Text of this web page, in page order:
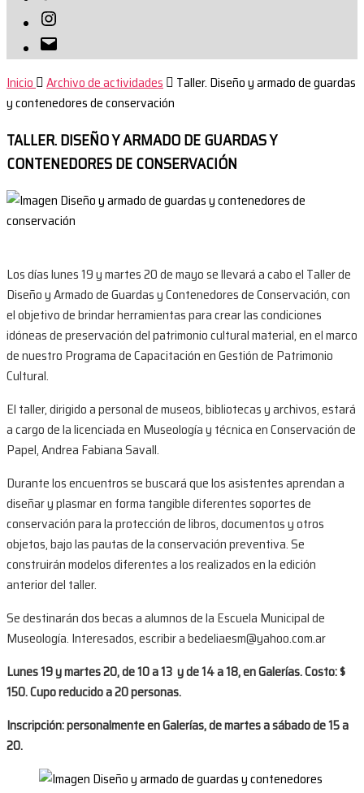
Instagram
Correo
electrónico
Inicio Archivo de actividades
Taller. Diseño y armado de guardas
y contenedores de conservación
TALLER. DISEÑO Y ARMADO DE GUARDAS Y
CONTENEDORES DE CONSERVACIÓN
Los días lunes 19 y martes 20 de mayo se llevará a cabo el Taller de
Diseño y Armado de Guardas y Contenedores de Conservación, con
el objetivo de brindar herramientas para crear las condiciones
idóneas de preservación del patrimonio cultural material, en el marco
de nuestro Programa de Capacitación en Gestión de Patrimonio
Cultural.
El taller, dirigido a personal de museos, bibliotecas y archivos, estará
a cargo de la licenciada en Museología y técnica en Conservación de
Papel, Andrea Fabiana Savall.
Durante los encuentros se buscará que los asistentes aprendan a
diseñar y plasmar en forma tangible diferentes soportes de
conservación para la protección de libros, documentos y otros
objetos, bajo las pautas de la conservación preventiva. Se
construirán modelos diferentes a los realizados en la edición
anterior del taller.
Se destinarán dos becas a alumnos de la Escuela Municipal de
Museología. Interesados, escribir a bedeliaesm@yahoo.com.ar
Lunes 19 y martes 20, de 10 a 13 y de 14 a 18, en Galerías. Costo: $
150. Cupo reducido a 20 personas.
Inscripción: personalmente en Galerías, de martes a sábado de 15 a
20.